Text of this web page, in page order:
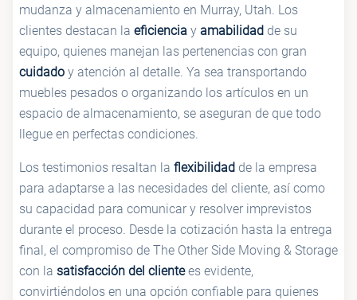
mudanza y almacenamiento en Murray, Utah. Los
clientes destacan la eficiencia y amabilidad de su
equipo, quienes manejan las pertenencias con gran
cuidado y atención al detalle. Ya sea transportando
muebles pesados o organizando los artículos en un
espacio de almacenamiento, se aseguran de que todo
llegue en perfectas condiciones.
Los testimonios resaltan la flexibilidad de la empresa
para adaptarse a las necesidades del cliente, así como
su capacidad para comunicar y resolver imprevistos
durante el proceso. Desde la cotización hasta la entrega
final, el compromiso de The Other Side Moving & Storage
con la satisfacción del clientees evidente,
convirtiéndolos en una opción confiable para quienes